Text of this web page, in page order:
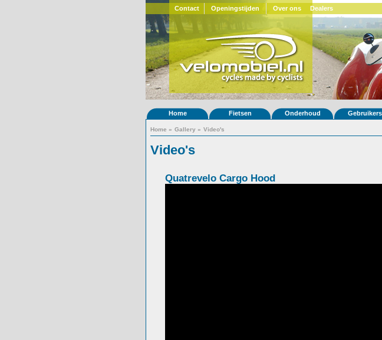
Contact Openingstijden Over ons Dealers
Home Fietsen Onderhoud Gebruikers
Home » Gallery » Video's
Video's
Quatrevelo Cargo Hood